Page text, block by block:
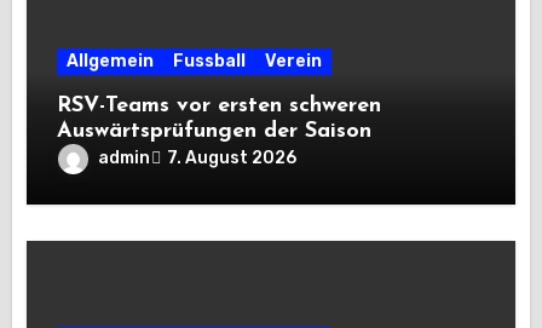
Allgemein Fussball Verein
RSV-Teams vor ersten schweren
Auswärtsprüfungen der Saison
admin 7. August 2026